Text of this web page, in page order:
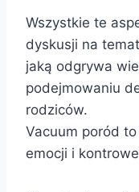
Wszystkie te
dyskusji na
jaką odgrywa
podejmowaniu
rodziców.
Vacuum poród
emocji i